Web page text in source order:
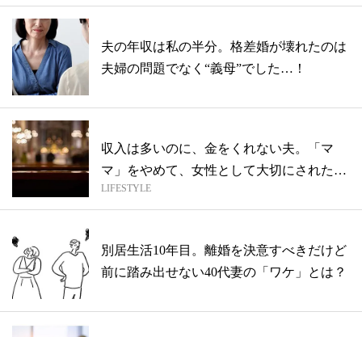
夫の年収は私の半分。格差婚が壊れたのは
夫婦の問題でなく“義母”でした…！
収入は多いのに、金をくれない夫。「マ
マ」をやめて、女性として大切にされたか
った…
LIFESTYLE
別居生活10年目。離婚を決意すべきだけど
前に踏み出せない40代妻の「ワケ」とは？